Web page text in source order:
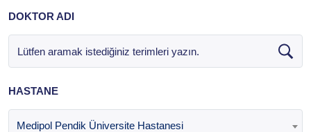
DOKTOR ADI
HASTANE
Medipol Pendik Üniversite Hastanesi